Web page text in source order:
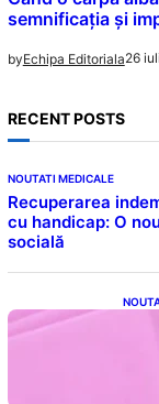
semnificația și
byEchipa Editoriala26
RECENT POSTS
NOUTATI MEDICALE
Recuperarea
cu handicap: O
socială
a